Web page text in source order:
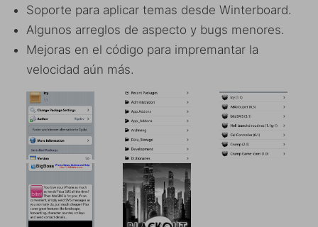
Soporte para aplicar temas desde Winterboard.
Algunos arreglos de aspecto y bugs menores.
Mejoras en el código para impremantar la
velocidad aún más.